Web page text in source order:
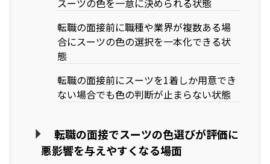
スーツの色を一意に決められる状態
転職の面接前に職種や業界が複数ある場
合にスーツの色の選択を一本化できる状
態
転職の面接前にスーツを1着しか用意でき
ない場合でも色の判断が止まらない状態
転職の面接でスーツの色選びが評価に
悪影響を与えやすくなる場面